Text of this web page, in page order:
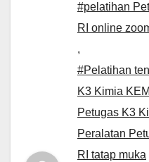
#pelatihan
RI online
,
#Pelatihan
K3 Kimia
Petugas K3
Peralatan
RI tatap muka